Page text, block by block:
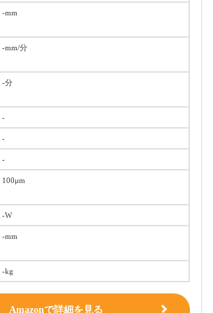
-mm
-mm/分
-分
-
-
-
100μm
-W
-mm
-kg
Amazonで詳細を見る